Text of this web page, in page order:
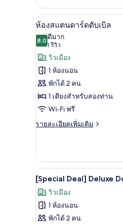
เกี่ยว
กับ
Hollywood
King
Room
เปิด
ภาพถ่าย
ทั้งหมด
ของ
ห้อง
สแตนดาร์ด
ดับเบิล
3
ห้องสแตนดาร์ดดับเบิล
8.08.0 จาก 10
ดีมาก
1 รีวิว
(1
รีวิว)
วิวเมือง
1 ห้องนอน
พักได้ 2 คน
1 เตียงสำหรับสองท่าน
Wi-Fi ฟรี
รายละเอียดเพิ่มเติม
ราย
เกี่ยว
กับ
ห้อง
สแตนดาร์ด
ดับเบิล
เปิด
ภาพถ่าย
ทั้งหมด
ของ
5
[Special Deal] Deluxe
วิวเมือง
1 ห้องนอน
พักได้ 2 คน